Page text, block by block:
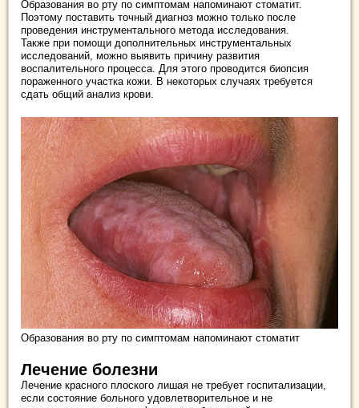
Образования во рту по симптомам напоминают стоматит.
Поэтому поставить точный диагноз можно только после
проведения инструментального метода исследования.
Также при помощи дополнительных инструментальных
исследований, можно выявить причину развития
воспалительного процесса. Для этого проводится биопсия
пораженного участка кожи. В некоторых случаях требуется
сдать общий анализ крови.
Образования во рту по симптомам напоминают стоматит
Лечение болезни
Лечение красного плоского лишая не требует госпитализации,
если состояние больного удовлетворительное и не